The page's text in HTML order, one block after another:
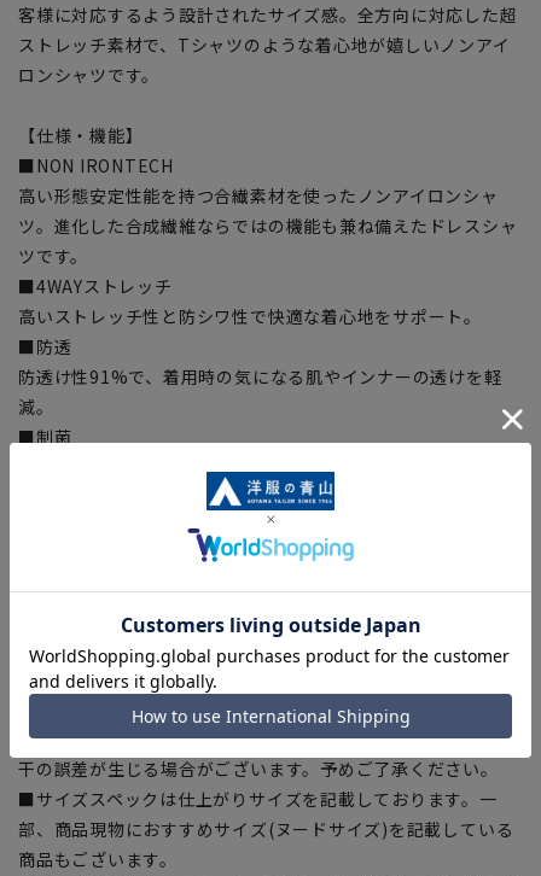
客様に対応するよう設計されたサイズ感。全方向に対応した超
ストレッチ素材で、Tシャツのような着心地が嬉しいノンアイ
ロンシャツです。
【仕様・機能】
■NON IRONTECH
高い形態安定性能を持つ合繊素材を使ったノンアイロンシャ
ツ。進化した合成繊維ならではの機能も兼ね備えたドレスシャ
ツです。
■4WAYストレッチ
高いストレッチ性と防シワ性で快適な着心地をサポート。
■防透
防透け性91%で、着用時の気になる肌やインナーの透けを軽
減。
■制菌
繊維上の菌の増殖を抑制し、部屋干しのイヤな臭いを軽減。
【シルエット】《やや細め(スッキリ)》(当社比)
【商品に関するご注意】
■商品画像はサンプルのため、色味やサイズ等の仕様に変更が
ある場合がございますので、予めご了承ください。
■ゆとり感には個人差があります。サイズ表を確認の上、ご購
入の目安としてご利用ください。
■生地や仕様・デザインにより、着用感や実際のサイズ表に若
干の誤差が生じる場合がございます。予めご了承ください。
■サイズスペックは仕上がりサイズを記載しております。一
部、商品現物におすすめサイズ(ヌードサイズ)を記載している
商品もございます。